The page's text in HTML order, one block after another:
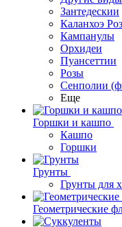
Зантедескии
Каланхоэ
Кампанулы
Орхидеи
Пуансеттии
Розы
Сенполии
Еще
Горшки и кашпо
Кашпо
Горшки
Грунты
Грунты для
Геометрические